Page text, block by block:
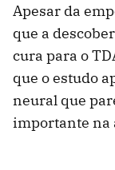
Apesar da
que a
cura para o
que o estudo
neural que
importante na